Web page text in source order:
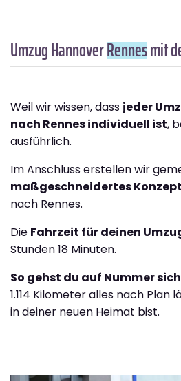
Umzug HannoverRennesmit
Weil wir wissen, dass jeder
nach Rennes individuell ist,
ausführlich.
Im Anschluss erstellen wir
maßgeschneidertes Konzept
nach Rennes.
Die Fahrzeit für deinen
Stunden 18 Minuten.
So gehst du auf Nummer
1.114 Kilometer alles nach Plan
in deiner neuen Heimat bist.